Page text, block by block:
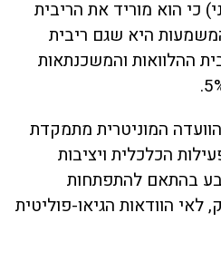
כי הוא מוריד את הריבית
מ-3.75% ל-3.5%. המשמעות היא שגם ריבית
ההלוואות והמשכנתאות
המוניטרית מתמקדת
הכלכלית ויציבות
בהתאם להתפתחות
הוודאות הגיאו-פוליטית